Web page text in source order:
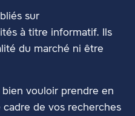
sur
à titre informatif. Ils
du marché ni être
vouloir prendre en
de vos recherches